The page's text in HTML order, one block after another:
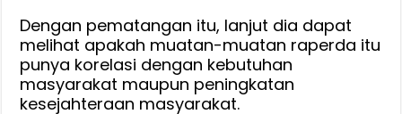
Dengan pematangan itu, lanjut dia dapat
melihat apakah muatan-muatan raperda itu
punya korelasi dengan kebutuhan
masyarakat maupun peningkatan
kesejahteraan masyarakat.